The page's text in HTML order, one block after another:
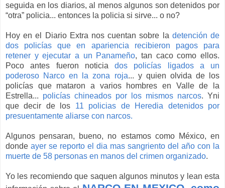
seguida en los diarios, al menos algunos son detenidos por
“otra” policia... entonces la policia si sirve... o no?
Hoy en el Diario Extra nos cuentan sobre la detención de
dos policías que en apariencia recibieron pagos para
retener y ejecutar a un Panameño, tan caco como ellos.
Poco antes fueron noticia dos policías ligados a un
poderoso Narco en la zona roja... y quien olvida de los
policías que mataron a varios hombres en Valle de la
Estrella... policías chineados por los mismos narcos. Yni
que decir de los 11 policias de Heredia detenidos por
presuentamente aliarse con narcos.
Algunos pensaran, bueno, no estamos como México, en
donde ayer se reporto el dia mas sangriento del año con la
muerte de 58 personas en manos del crimen organizado.
Yo les recomiendo que saquen algunos minutos y lean esta